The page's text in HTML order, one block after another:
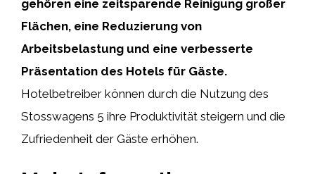
gehören eine zeitsparende Reinigung großer
Flächen, eine Reduzierung von
Arbeitsbelastung und eine verbesserte
Präsentation des Hotels für Gäste.
Hotelbetreiber können durch die Nutzung des
Stosswagens 5 ihre Produktivität steigern und die
Zufriedenheit der Gäste erhöhen.